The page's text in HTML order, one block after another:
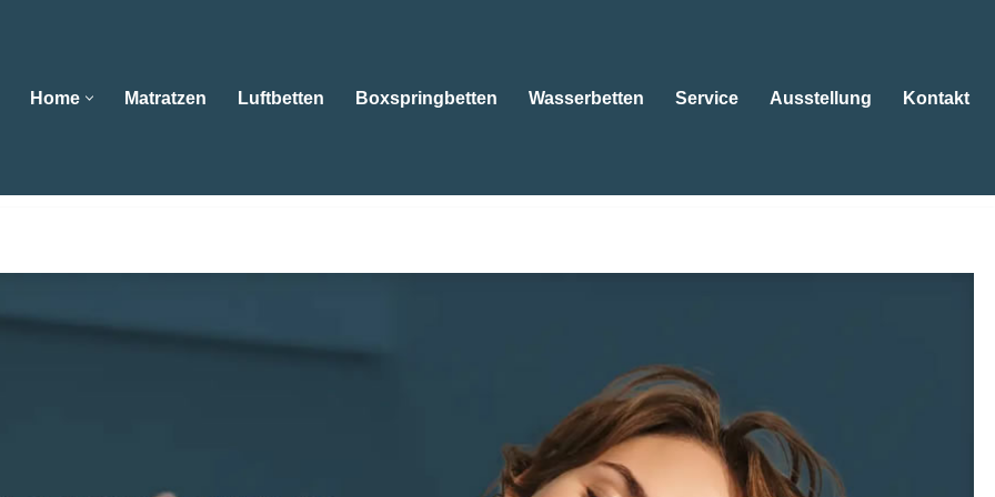
Home Matratzen Luftbetten Boxspringbetten Wasserbetten Service Ausstellung Kontakt
Ebert oder 😴Wasserbetten, Matratzen, Boxspringbetten, Kissen. 😴Matratzen, 😴Betten, 😴
Bad Liebenzell. ➡️ Bettenfachgeschäft Ebert , Ihr Schlafberater. Wir bringen Ihre Projekte voran ✉.